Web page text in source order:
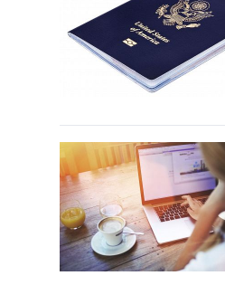
Латвия
Литва
Мальта
Польша
Россия